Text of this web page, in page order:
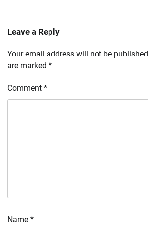
Leave a Reply
Your email address will not be
are marked *
Comment *
Name *